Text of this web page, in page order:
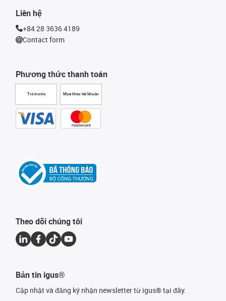
Phương thức thanh toán
Trả trước Mua theo tài khoản
Liên hệ
+84 28 3636 4189
Contact form
Theo dõi chúng tôi
Bản tin igus®
Cập nhật và đăng ký nhận newsletter từ igus® tại đây.